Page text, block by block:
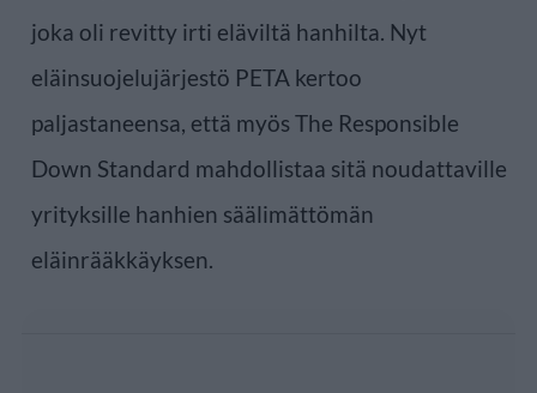
joka oli revitty irti eläviltä hanhilta. Nyt
eläinsuojelujärjestö PETA kertoo
paljastaneensa, että myös The Responsible
Down Standard mahdollistaa sitä noudattaville
yrityksille hanhien säälimättömän
eläinrääkkäyksen.